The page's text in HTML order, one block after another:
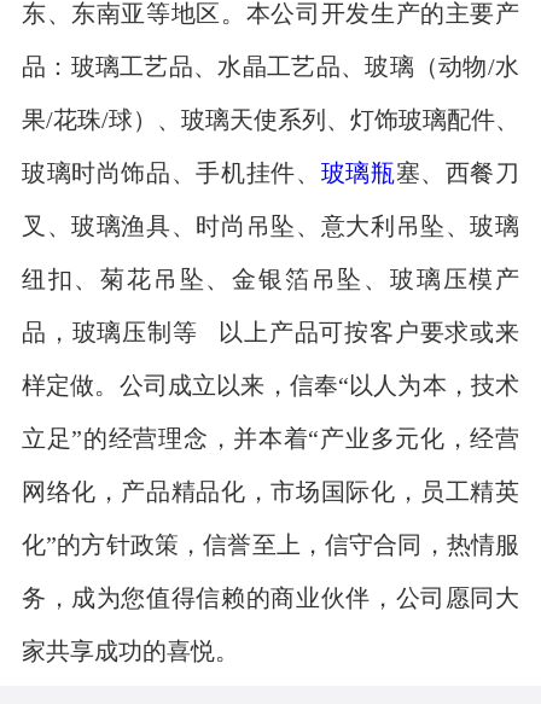
东、东南亚等地区。本公司开发生产的主要产
品：玻璃工艺品、水晶工艺品、玻璃（动物/水
果/花珠/球）、玻璃天使系列、灯饰玻璃配件、
玻璃时尚饰品、手机挂件、 玻璃瓶塞、西餐刀
叉、玻璃渔具、时尚吊坠、意大利吊坠、玻璃
纽扣、菊花吊坠、金银箔吊坠、玻璃压模产
品，玻璃压制等 以上产品可按客户要求或来
样定做。公司成立以来，信奉“以人为本，技术
立足”的经营理念，并本着“产业多元化，经营
网络化，产品精品化，市场国际化，员工精英
化”的方针政策，信誉至上，信守合同，热情服
务，成为您值得信赖的商业伙伴，公司愿同大
家共享成功的喜悦。